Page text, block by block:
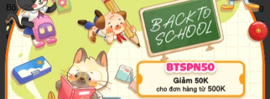
Bộ sáchThỏ Bé Bồng Bôngkể câu chuyện của Trixie và thú bông
yêu thích. Mỗi bạn nhỏ trên đời đều có món đồ chơi yêu thích của
riêng mình. Khi lớn lên, các bạn phải học cách dần rời xa món đồ
chơi ấy. Với người lớn có lẽ đây chỉ là một chuyện cỏn con, nhưng
với trẻ em, đôi khi quá trình này chẳng dễ dàng chút nào. Câu
chuyện của Trixie sẽ giúp các bé hiểu và dễ dàng đối mặt với quá
trình trưởng thành ấy!